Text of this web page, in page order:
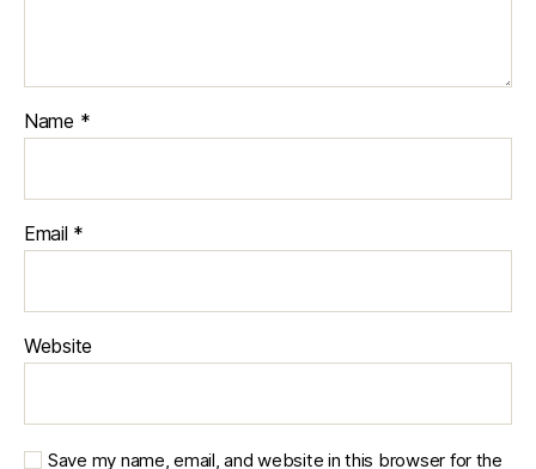
Name *
Email *
Website
Save my name, email, and website in this browser for the